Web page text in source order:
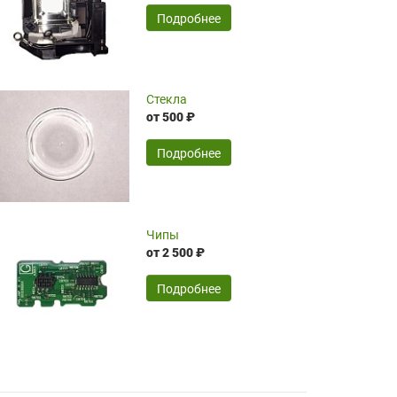
временные затраты по достаточно
оптимизированной стоимости, чему
чрезмерно благодарны!)))
SERGEY FOURSOV,24.04.2026
широкий ассортимент ламп, как оригиналов,
так и аналогов.Быстрое оформление и
передача в доставку, приемлемые цены. Мне
понравилось.
Читать полностью
16.04.2026
Подробнее
Стекла
от 500 ₽
Подробнее
Чипы
от 2 500 ₽
Подробнее